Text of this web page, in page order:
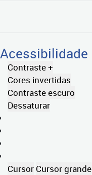
Acessibilidade
Contraste +
Cores invertidas
Contraste escuro
Dessaturar
Cursor Cursor grande